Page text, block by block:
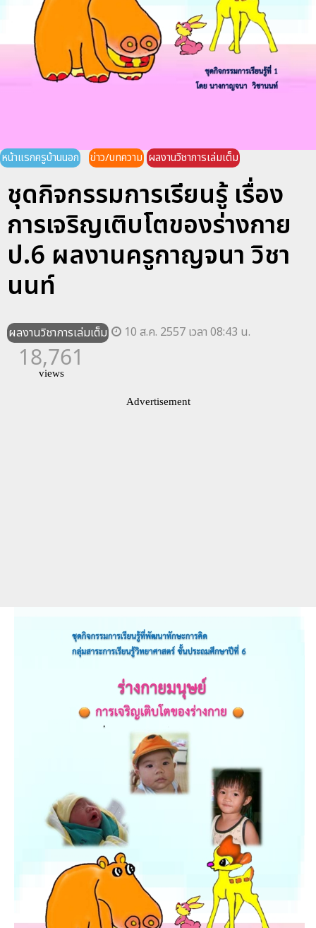
หน้าแรกครูบ้านนอก ข่าว/บทความ ผลงานวิชาการเล่มเต็ม
ชุดกิจกรรมการเรียนรู้ เรื่อง
การเจริญเติบโตของร่างกาย
ป.6 ผลงานครูกาญจนา วิชา
นนท์
ผลงานวิชาการเล่มเต็ม 10 ส.ค. 2557 เวลา 08:43 น.
18,761
views
Advertisement